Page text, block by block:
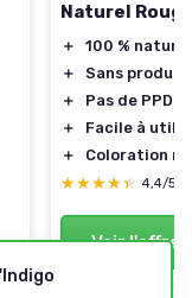
Naturel
＋
100 % naturel
＋
Sans
＋
Pas de PPD
＋
Facile à
＋
Coloration
★★★★★
★★★★★ 4,4/5
Voir l'offre